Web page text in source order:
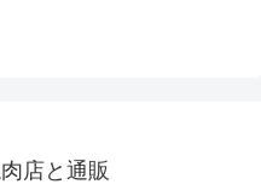
店と通販